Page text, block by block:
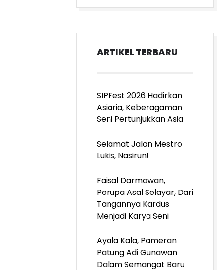
ARTIKEL TERBARU
SIPFest 2026 Hadirkan
Asiaria, Keberagaman
Seni Pertunjukkan Asia
Selamat Jalan Mestro
Lukis, Nasirun!
Faisal Darmawan,
Perupa Asal Selayar, Dari
Tangannya Kardus
Menjadi Karya Seni
Ayala Kala, Pameran
Patung Adi Gunawan
Dalam Semangat Baru